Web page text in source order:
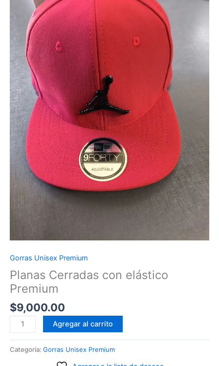
Gorras Unisex Premium
Planas Cerradas con elástico
Premium
$9,000.00
Planas
Cerradas
elástico
Agregar al carrito
Categoría: Gorras Unisex Premium